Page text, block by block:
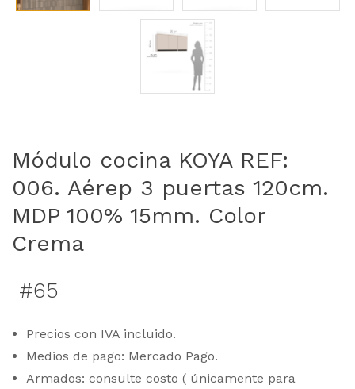
Módulo cocina KOYA REF:
006. Aérep 3 puertas 120cm.
MDP 100% 15mm. Color
Crema
#65
Precios con IVA incluido.
Medios de pago: Mercado Pago.
Armados: consulte costo ( únicamente para